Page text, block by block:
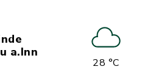
a.Inn
28 °C